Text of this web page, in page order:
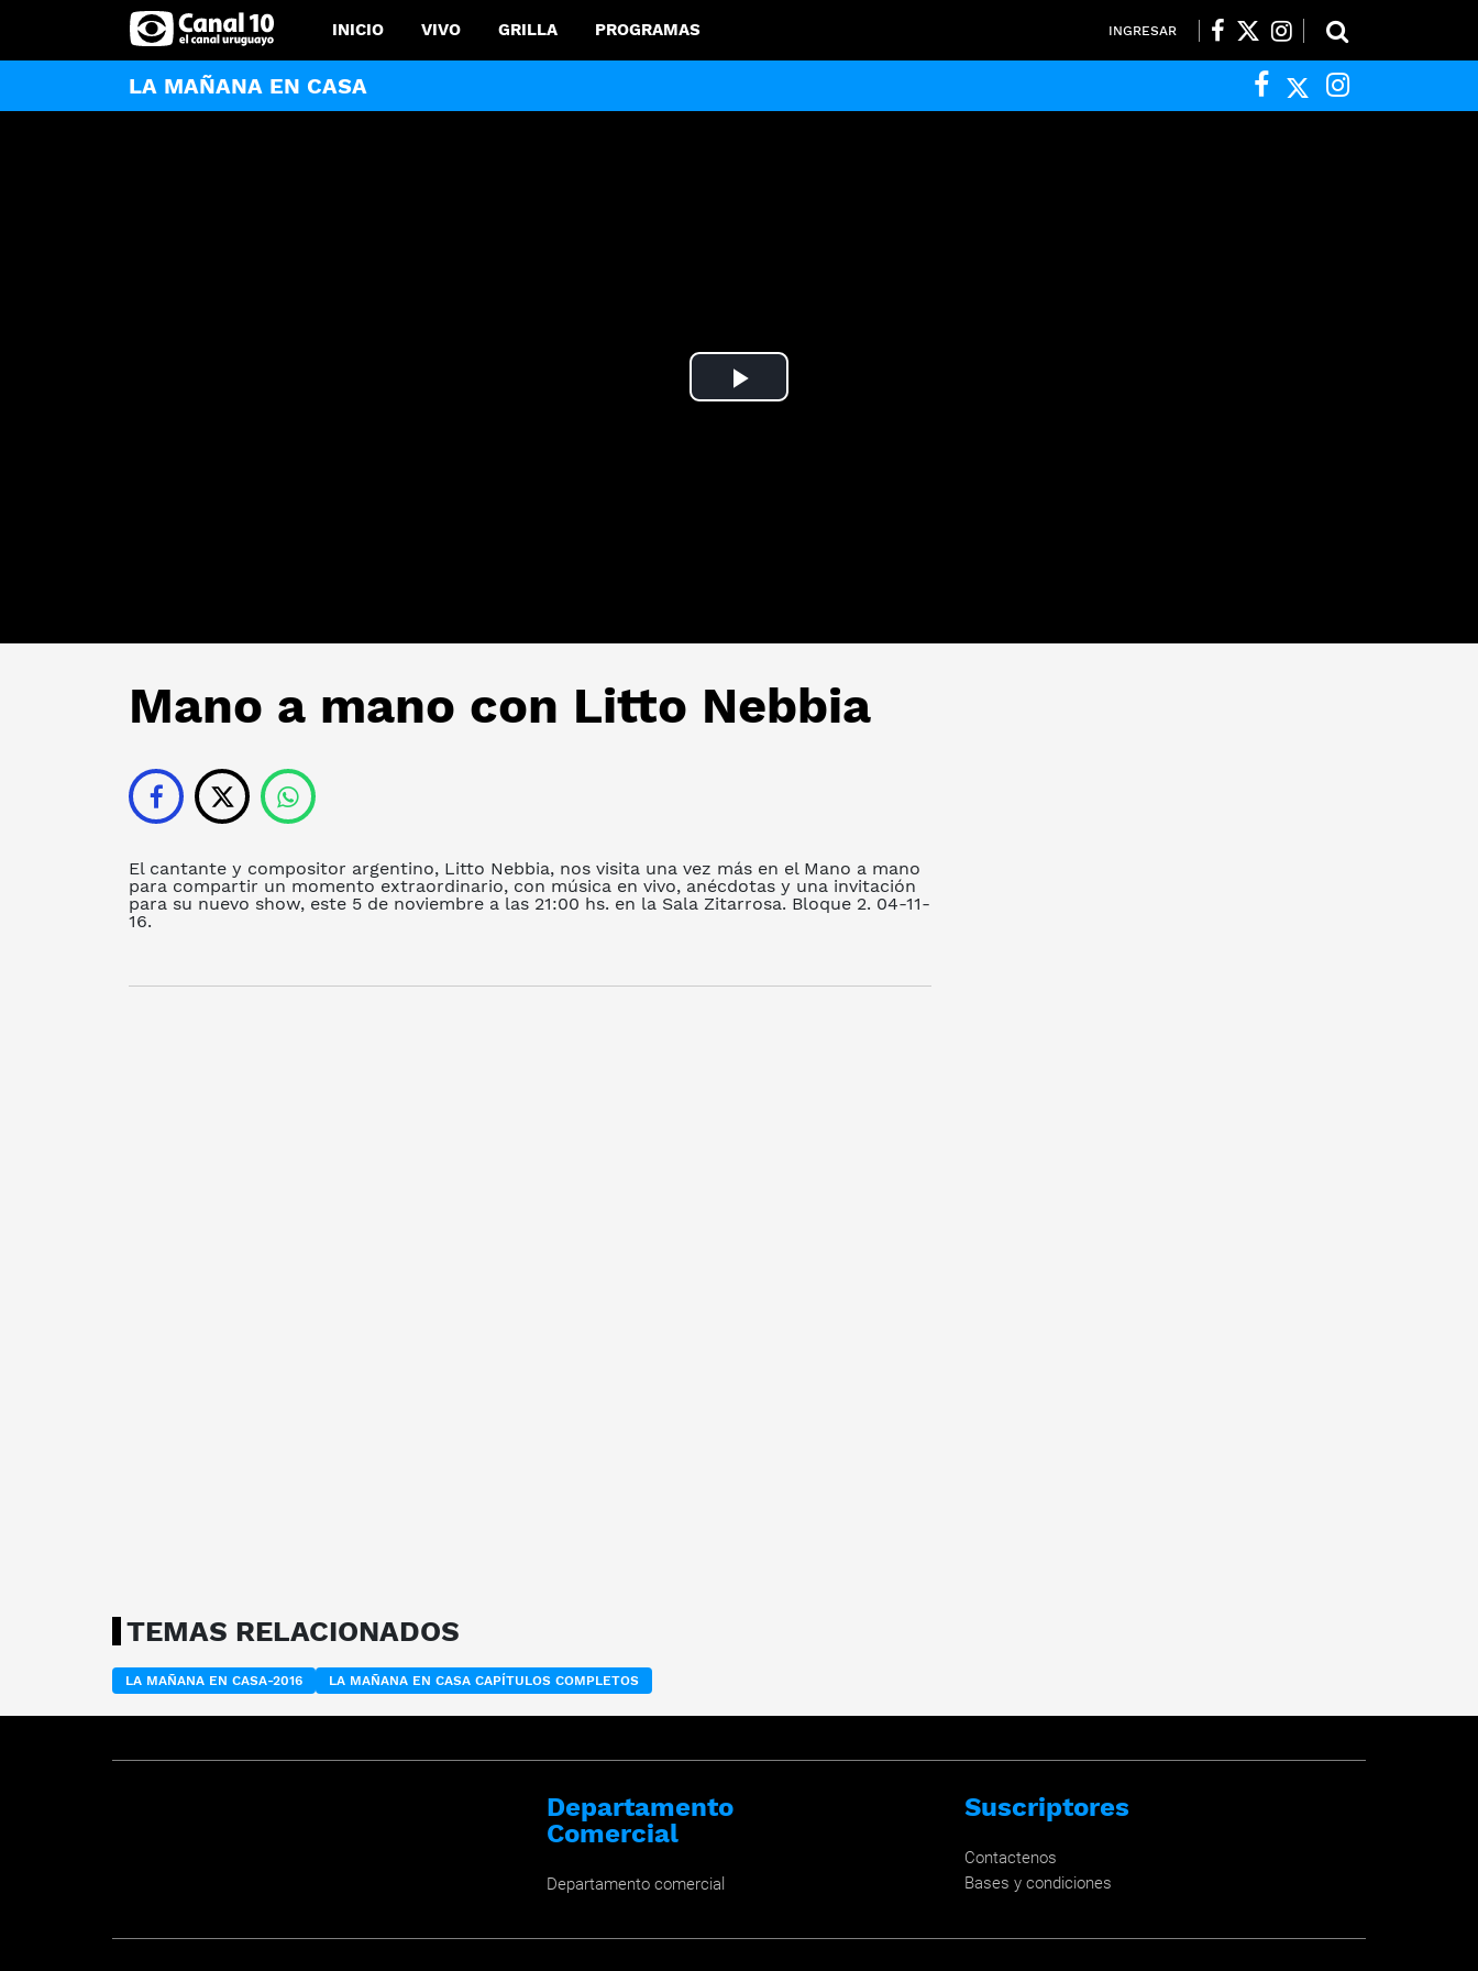
INICIO VIVO GRILLA PROGRAMAS INGRESAR
LA MAÑANA EN CASA
Play
Mano a mano con Litto Nebbia
El cantante y compositor argentino, Litto Nebbia, nos visita una vez más en el Mano a mano
para compartir un momento extraordinario, con música en vivo, anécdotas y una invitación
para su nuevo show, este 5 de noviembre a las 21:00 hs. en la Sala Zitarrosa. Bloque 2. 04-11-
16.
TEMAS RELACIONADOS
LA MAÑANA EN CASA-2016 LA MAÑANA EN CASA CAPÍTULOS COMPLETOS
Departamento
Comercial
Departamento comercial
Suscriptores
Contactenos
Bases y condiciones